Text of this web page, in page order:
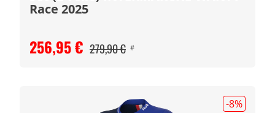
Race 2025
256,95 € 279,90 € #
-8%